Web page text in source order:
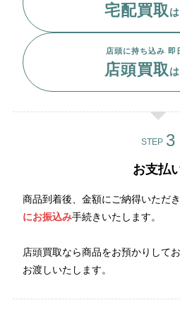
宅配買取
店頭に持ち込み 即
店頭買取
STEP
お支払
商品到着後、金額にご納得いただ
にお振込み手続きいたします。
店頭買取なら商品をお預かりして
お渡しいたします。